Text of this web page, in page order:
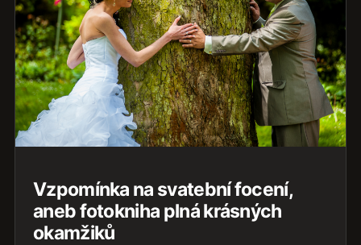
Vzpomínka na svatební focení,
aneb fotokniha plná krásných
okamžiků